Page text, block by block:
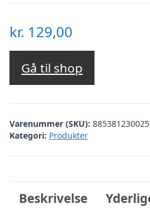
kr. 129,00
Gå til shop
Varenummer (SKU):
Kategori: Produkter
Beskrivelse